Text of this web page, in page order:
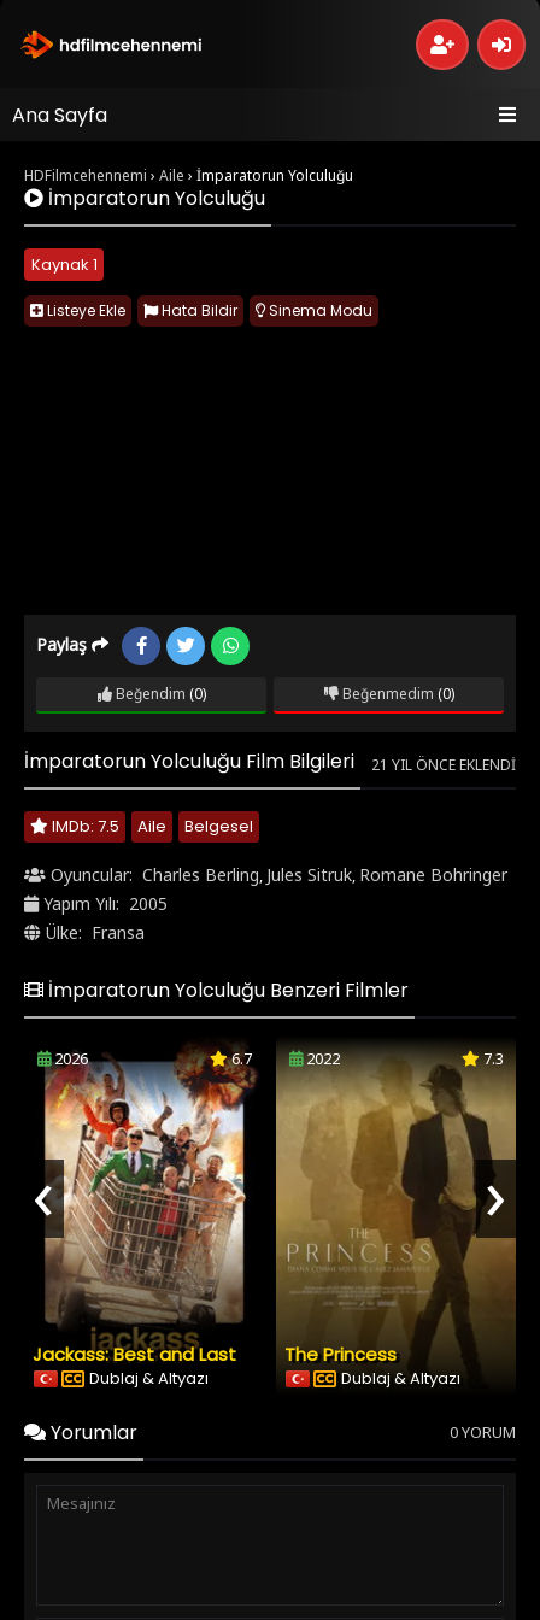
Ana Sayfa
HDFilmcehennemi › Aile › İmparatorun Yolculuğu
İmparatorun Yolculuğu
Kaynak 1
Listeye Ekle Hata Bildir Sinema Modu
Paylaş
Beğendim (0) Beğenmedim (0)
İmparatorun Yolculuğu Film Bilgileri 21 YIL ÖNCE EKLENDI
IMDb: 7.5 Aile Belgesel
Oyuncular: Charles Berling, Jules Sitruk, Romane Bohringer
Yapım Yılı: 2005
Ülke: Fransa
İmparatorun Yolculuğu Benzeri Filmler
2026 6.7
Jackass: Best and Last
Dublaj & Altyazı
2022 7.3
The Princess
Dublaj & Altyazı
‹ ›
Yorumlar 0 YORUM